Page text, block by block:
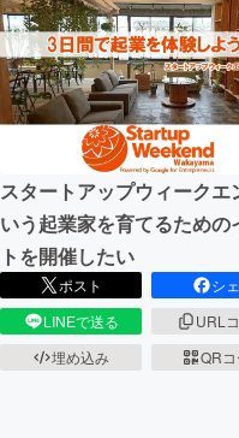
テクノロジー・
映像・映画
ビジネス・起業
まちづくり・地
CAMPFIRE for
CAMPFIREふるさと
スタートアップウィークエ
いう起業家を育てるための
トを開催したい
ポスト
シ
LINEで送る
URL
埋め込み
QR